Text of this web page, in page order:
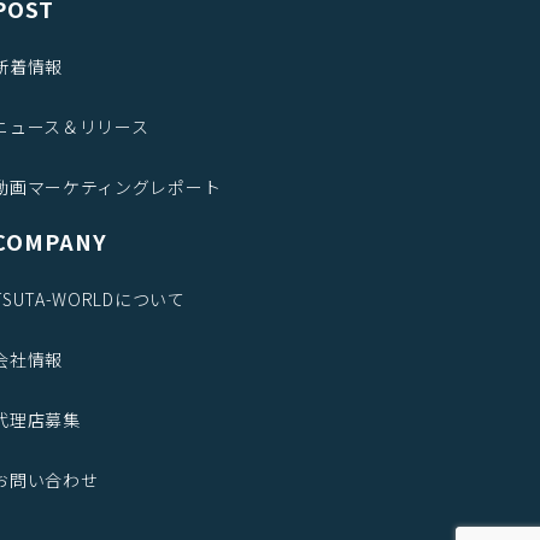
着情報
ュース＆リリース
画マーケティングレポート
WORLDについて
社情報
理店募集
問い合わせ